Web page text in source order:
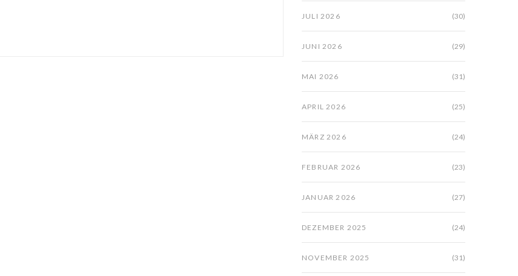
JULI 2026 (30)
JUNI 2026 (29)
MAI 2026 (31)
APRIL 2026 (25)
MÄRZ 2026 (24)
FEBRUAR 2026 (23)
JANUAR 2026 (27)
DEZEMBER 2025 (24)
NOVEMBER 2025 (31)